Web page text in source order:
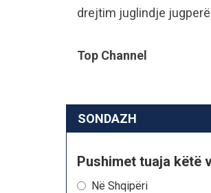
drejtim juglindje
Top Channel
SONDAZH
Pushimet tuaja këtë
Në Shqipëri